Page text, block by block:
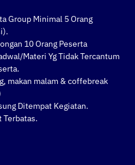
Group Minimal 5 Orang
10 Orang Peserta
Materi Yg Tidak Tercantum
makan malam & coffebreak
Ditempat Kegiatan.
Terbatas.